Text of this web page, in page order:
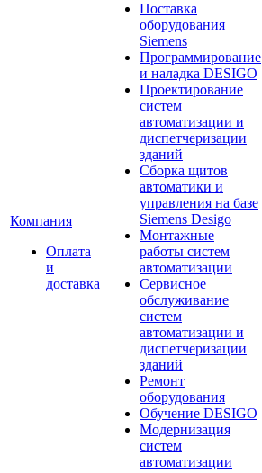
Компания
Оплата
и
доставка
Поставка
оборудования
Siemens
Программирование
и наладка DESIGO
Проектирование
систем
автоматизации и
диспетчеризации
зданий
Сборка щитов
автоматики и
управления на базе
Siemens Desigo
Монтажные
работы систем
автоматизации
Сервисное
обслуживание
систем
автоматизации и
диспетчеризации
зданий
Ремонт
оборудования
Обучение DESIGO
Модернизация
систем
автоматизации